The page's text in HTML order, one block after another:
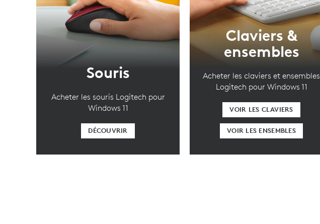
Souris
Acheter les souris Logitech pour
Windows 11
DÉCOUVRIR
Claviers &
ensembles
Acheter les claviers et ensembles
Logitech pour Windows 11
VOIR LES CLAVIERS
VOIR LES ENSEMBLES